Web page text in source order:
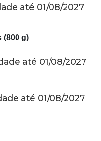
até 01/08/2027
(800 g)
até 01/08/2027
até 01/08/2027